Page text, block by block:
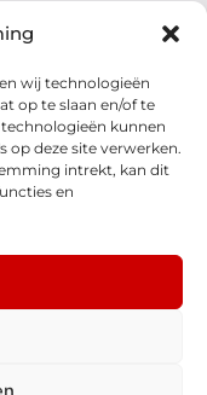
wij technologieën
op te slaan en/of te
kunnen
op deze site verwerken.
intrekt, kan dit
en
tot 17.00 uur